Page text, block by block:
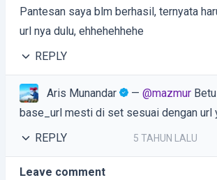
Pantesan saya blm berhasil, ternyata
url nya dulu, ehhehehhehe
REPLY
Aris Munandar — @mazmur
base_url mesti di set sesuai dengan url
REPLY
5 TAHUN LALU
Leave comment